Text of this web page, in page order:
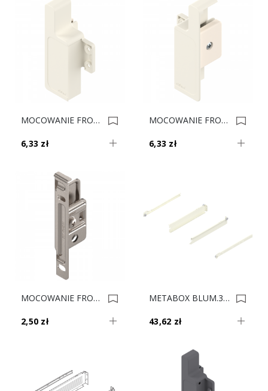
MOCOWANIE FRONT MBX M Krem ZIF.3000.03 L ** 0006401
6,33 zł
MOCOWANIE FRONT MBX M Krem ZIF.3000.02 P ** 0006400
6,33 zł
MOCOWANIE FRONTU MBX ZSF.1700 M/K/H P 0006321
2,50 zł
METABOX BLUM.320N5500C15 MX KREM 5.4cm 0005695
43,62 zł